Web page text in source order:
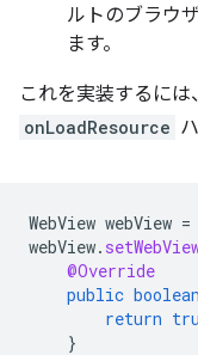
ルトのブラウ
ます。
これを実装するには、
onLoadResource
WebView webView =
webView.
@Override
public boolean
return
}